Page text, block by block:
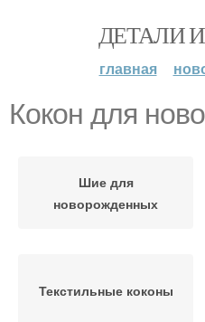
ДЕТАЛИ
главная
Кокон для
Шие для
новорожденных
Текстильные коконы